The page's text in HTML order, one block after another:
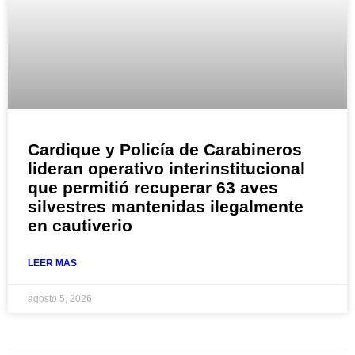
Cardique y Policía de Carabineros
lideran operativo interinstitucional
que permitió recuperar 63 aves
silvestres mantenidas ilegalmente
en cautiverio
LEER MAS
agosto 5, 2026